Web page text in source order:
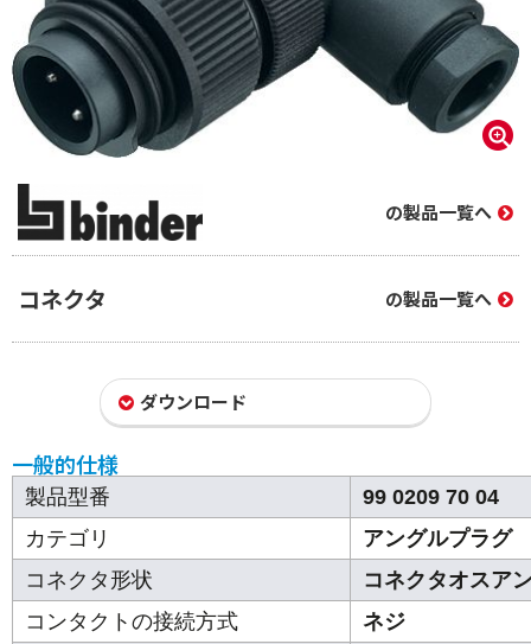
の製品一覧へ
コネクタ の製品一覧へ
ダウンロード
一般的仕様
製品型番
99 0209 70 04
カテゴリ
アングルプラグ
コネクタ形状
コネクタオスア
コンタクトの接続方式
ネジ